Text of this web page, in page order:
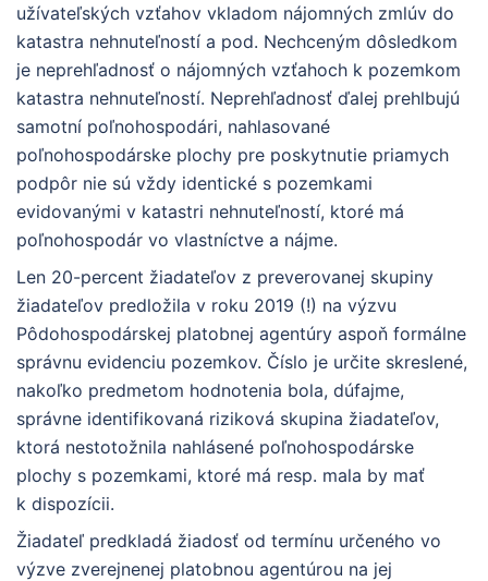
užívateľských vzťahov vkladom nájomných zmlúv do
katastra nehnuteľností a pod. Nechceným dôsledkom
je neprehľadnosť o nájomných vzťahoch k pozemkom
katastra nehnuteľností. Neprehľadnosť ďalej prehlbujú
samotní poľnohospodári, nahlasované
poľnohospodárske plochy pre poskytnutie priamych
podpôr nie sú vždy identické s pozemkami
evidovanými v katastri nehnuteľností, ktoré má
poľnohospodár vo vlastníctve a nájme.
Len 20-percent žiadateľov z preverovanej skupiny
žiadateľov predložila v roku 2019 (!) na výzvu
Pôdohospodárskej platobnej agentúry aspoň formálne
správnu evidenciu pozemkov. Číslo je určite skreslené,
nakoľko predmetom hodnotenia bola, dúfajme,
správne identifikovaná riziková skupina žiadateľov,
ktorá nestotožnila nahlásené poľnohospodárske
plochy s pozemkami, ktoré má resp. mala by mať
k dispozícii.
Žiadateľ predkladá žiadosť od termínu určeného vo
výzve zverejnenej platobnou agentúrou na jej